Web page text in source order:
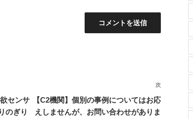
センサ
のぎり
次
の
次
【C2機関】個別の事例についてはお応
えしませんが、お問い合わせがありま